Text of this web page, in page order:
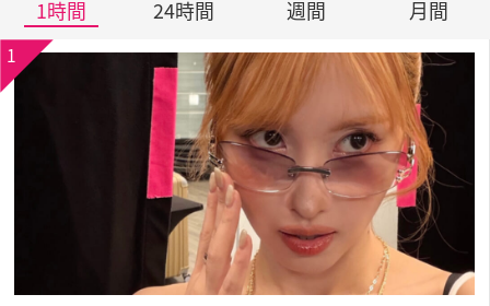
1時間 24時間 週間 月間
1